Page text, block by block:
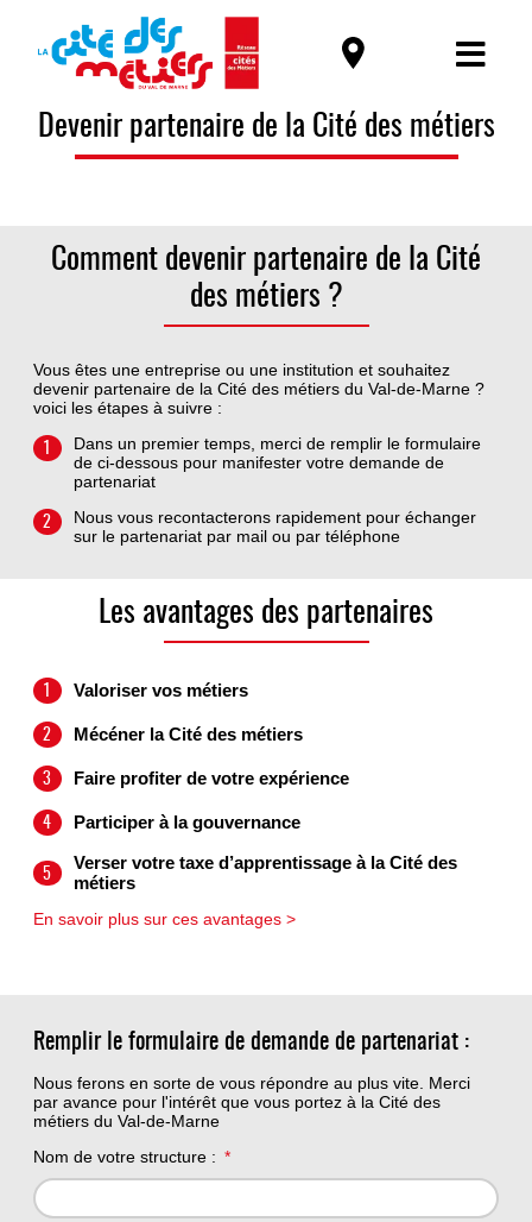
Devenir partenaire de la Cité des métiers
Comment devenir partenaire de la Cité
des métiers ?
Vous êtes une entreprise ou une institution et souhaitez
devenir partenaire de la Cité des métiers du Val-de-Marne ?
voici les étapes à suivre :
Dans un premier temps, merci de remplir le formulaire
de ci-dessous pour manifester votre demande de
partenariat
2
Nous vous recontacterons rapidement pour échanger
sur le partenariat par mail ou par téléphone
Les avantages des partenaires
Valoriser vos métiers
2 Mécéner la Cité des métiers
3 Faire profiter de votre expérience
4 Participer à la gouvernance
5
Verser votre taxe d’apprentissage à la Cité des
métiers
En savoir plus sur ces avantages >
Remplir le formulaire de demande de partenariat :
Nous ferons en sorte de vous répondre au plus vite. Merci
par avance pour l'intérêt que vous portez à la Cité des
métiers du Val-de-Marne
Nom de votre structure :